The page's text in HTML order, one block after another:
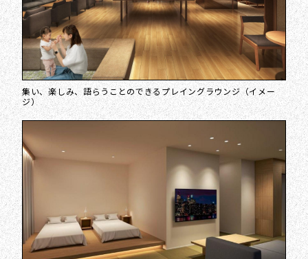
集い、楽しみ、語らうことのできるプレイングラウンジ（イメー
ジ）